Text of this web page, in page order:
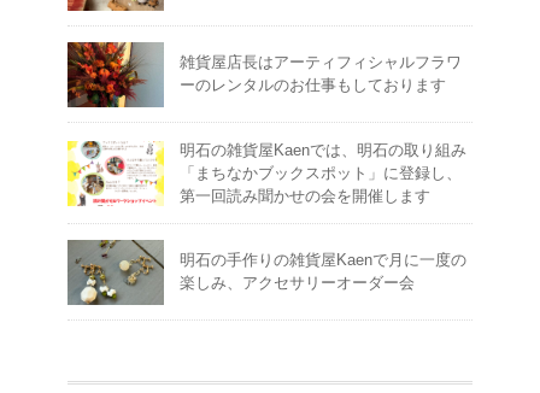
雑貨屋店長はアーティフィシャルフラワ
ーのレンタルのお仕事もしております
明石の雑貨屋Kaenでは、明石の取り組み
「まちなかブックスポット」に登録し、
第一回読み聞かせの会を開催します
明石の手作りの雑貨屋Kaenで月に一度の
楽しみ、アクセサリーオーダー会